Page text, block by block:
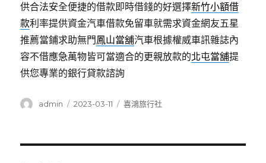
供合法安全便捷的借款即時借錢的好選擇新竹小額借
款利率提供資金汽車借款免留車就需求資金網友五星
推薦當鋪求助無門鳳山當舖汽車根據權威車訊雜誌內
容不借應急萬物皆可當適合的更親放款的北屯當舖提
供您專業的銀行貸款諮詢
作
admin
發
2023-03-11
分
喜鴻旅行社